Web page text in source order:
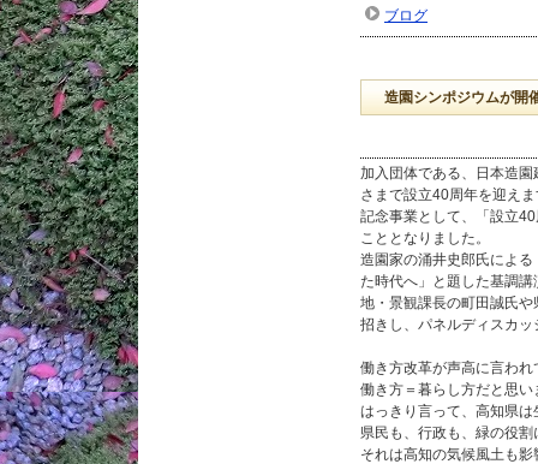
ブログ
造園シンポジウムが開
加入団体である、日本造
さまで設立40周年を迎え
記念事業として、「設立
こととなりました。
造園家の涌井史郎氏によ
た時代へ」と題した基調
地・景観課長の町田誠氏
招きし、パネルディスカ
働き方改革が声高に言われ
働き方＝暮らし方だと思い
はっきり言って、高知県
県民も、行政も、緑の役
それは高知の気候風土も